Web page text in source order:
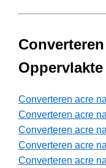
Converteren acre
Converteren acre
Converteren acre
Converteren acre
Converteren acre